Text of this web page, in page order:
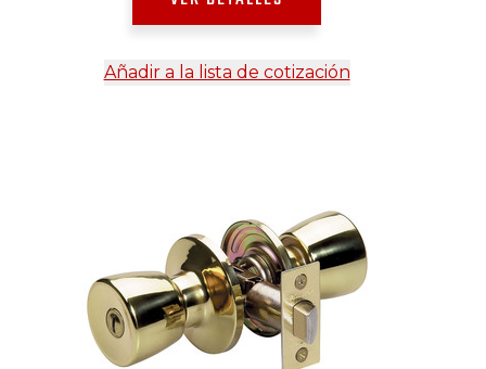
Añadir a la lista de cotización